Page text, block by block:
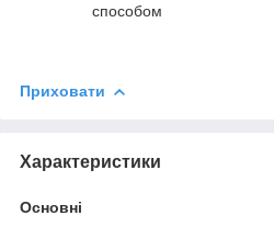
способом
Приховати
Характеристики
Основні